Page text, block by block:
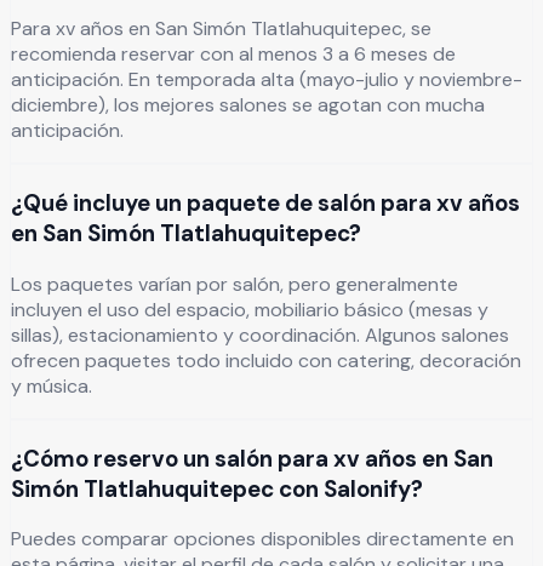
Para xv años en San Simón Tlatlahuquitepec, se
recomienda reservar con al menos 3 a 6 meses de
anticipación. En temporada alta (mayo-julio y noviembre-
diciembre), los mejores salones se agotan con mucha
anticipación.
¿Qué incluye un paquete de salón para xv años
en San Simón Tlatlahuquitepec?
Los paquetes varían por salón, pero generalmente
incluyen el uso del espacio, mobiliario básico (mesas y
sillas), estacionamiento y coordinación. Algunos salones
ofrecen paquetes todo incluido con catering, decoración
y música.
¿Cómo reservo un salón para xv años en San
Simón Tlatlahuquitepec con Salonify?
Puedes comparar opciones disponibles directamente en